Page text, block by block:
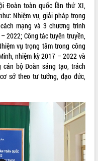
Đoàn toàn quốc lần thứ XI,
Nhiệm vụ, giải pháp trọng
mạng và 3 chương trình
2022; Công tác tuyên truyền,
vụ trọng tâm trong công
nhiệm kỳ 2017 – 2022 và
cán bộ Đoàn sáng tạo, trách
sở theo tư tưởng, đạo đức,